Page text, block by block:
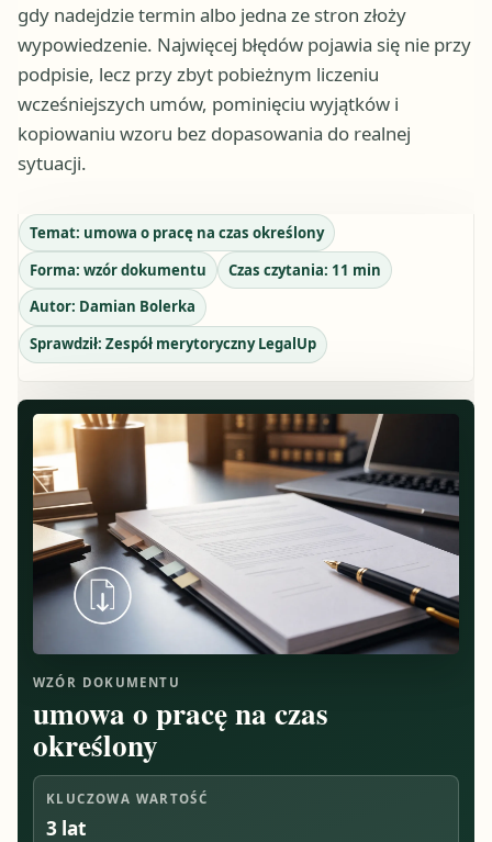
gdy nadejdzie termin albo jedna ze stron złoży
wypowiedzenie. Najwięcej błędów pojawia się nie przy
podpisie, lecz przy zbyt pobieżnym liczeniu
wcześniejszych umów, pominięciu wyjątków i
kopiowaniu wzoru bez dopasowania do realnej
sytuacji.
Temat: umowa o pracę na czas określony
Forma: wzór dokumentu Czas czytania: 11 min
Autor: Damian Bolerka
Sprawdził: Zespół merytoryczny LegalUp
WZÓR DOKUMENTU
umowa o pracę na czas
określony
KLUCZOWA WARTOŚĆ
3 lat